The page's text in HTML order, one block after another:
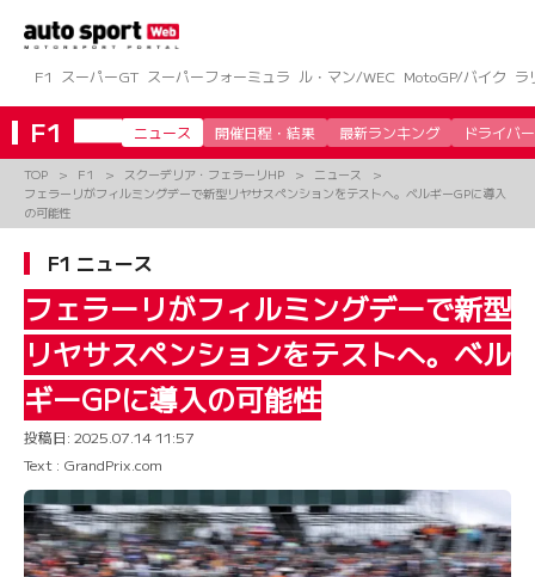
ツ
へ
ス
キ
F1 スーパーGT スーパーフォーミュラ ル・マン/WEC MotoGP/バイク ラ
F1 ニュース 開催日程・結果 最新ランキング ドライバー
TOP F1 スクーデリア・フェラーリHP
ニュース
フェラーリがフィルミングデーで新型リヤサスペンションをテストへ。ベルギーGPに導入
の可能性
F1 ニュース
フェラーリがフィルミングデーで新型
リヤサスペンションをテストへ。ベル
ギーGPに導入の可能性
投稿日: 2025.07.14 11:57
Text : GrandPrix.com